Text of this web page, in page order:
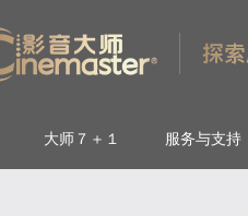
大师７＋１ 服务与支持